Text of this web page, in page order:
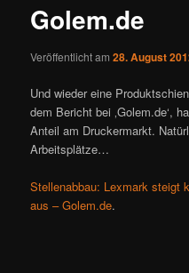
Golem.de
Veröffentlicht am28. August
Und wieder eine
dem Bericht bei ‚Golem.de‘,
Anteil am Druckermarkt.
Arbeitsplätze…
Stellenabbau: Lexmark steigt
aus – Golem.de.